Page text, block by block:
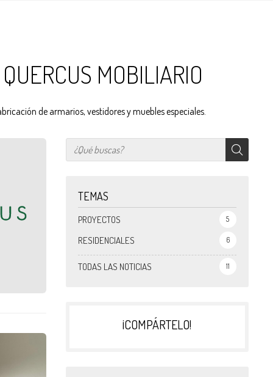
MOBILIARIO
de armarios, vestidores y muebles especiales.
TEMAS
TODAS LAS NOTICIAS 11
PROYECTOS 5
RESIDENCIALES 6
¡COMPÁRTELO!